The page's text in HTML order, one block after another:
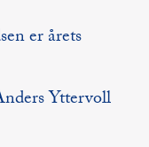
er årets
Yttervoll